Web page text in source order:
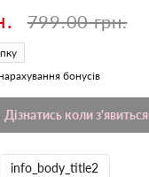
799.00 грн.
бонусів
Дізнатись коли з'явиться
info_body_title2